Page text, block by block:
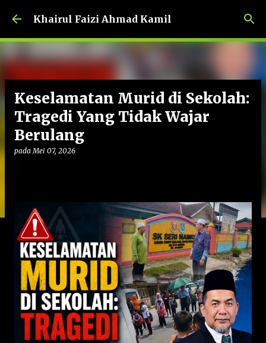
Langkau ke kandungan utama
Khairul Faizi Ahmad Kamil
Keselamatan Murid di Sekolah:
Tragedi Yang Tidak Wajar
Berulang
padaMei 07, 2026